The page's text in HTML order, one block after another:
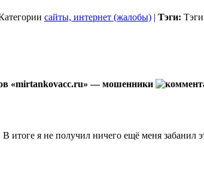
сайты, интернет (жалобы) | Тэги: Тэги
«mirtankovacc.ru» — мошенники
итоге я не получил ничего ещё меня забанил